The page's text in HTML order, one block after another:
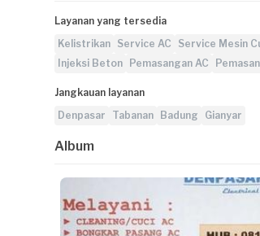
Layanan yang tersedia
Kelistrikan Service AC Service Mesin
Injeksi Beton
Pemasangan AC
Jangkauan layanan
Denpasar
Tabanan Badung Gianyar
Album